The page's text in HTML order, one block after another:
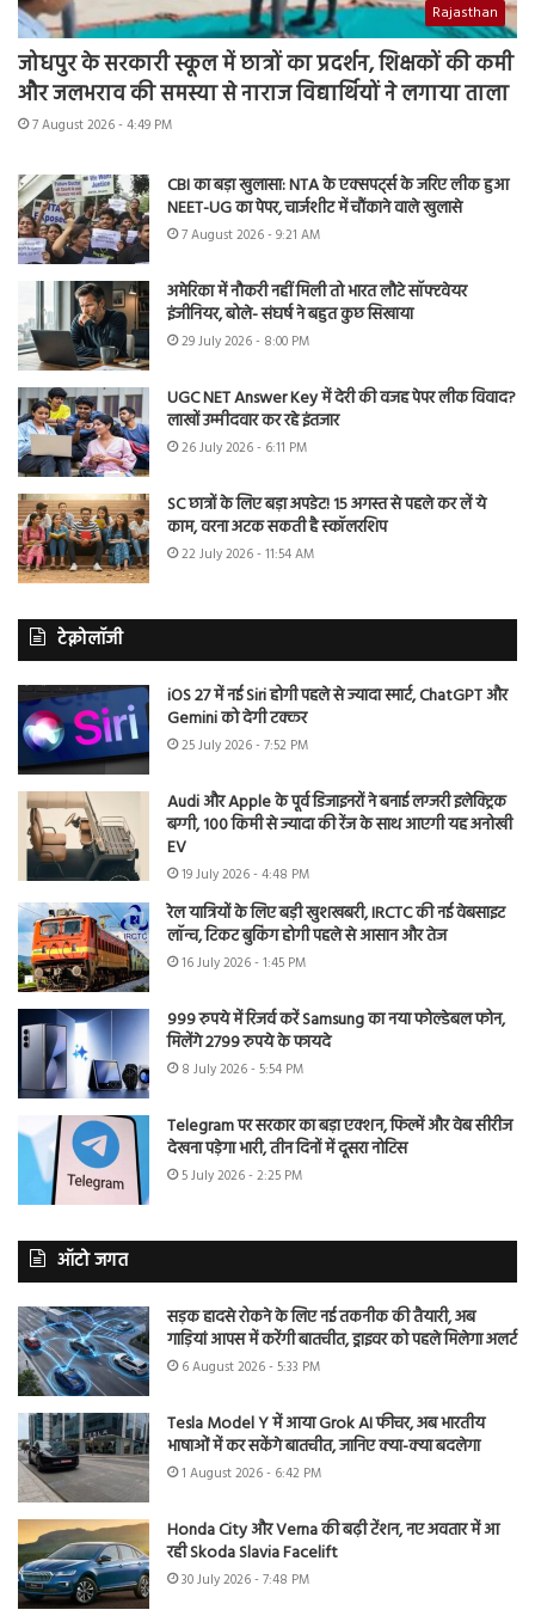
Rajasthan
जोधपुर के सरकारी स्कूल में छात्रों का प्रदर्शन, शिक्षकों की कमी
और जलभराव की समस्या से नाराज विद्यार्थियों ने लगाया ताला
7 August 2026 - 4:49 PM
CBI का बड़ा खुलासा: NTA के एक्सपर्ट्स के जरिए लीक हुआ
NEET-UG का पेपर, चार्जशीट में चौंकाने वाले खुलासे
7 August 2026 - 9:21 AM
अमेरिका में नौकरी नहीं मिली तो भारत लौटे सॉफ्टवेयर
इंजीनियर, बोले- संघर्ष ने बहुत कुछ सिखाया
29 July 2026 - 8:00 PM
UGC NET Answer Key में देरी की वजह पेपर लीक विवाद?
लाखों उम्मीदवार कर रहे इंतजार
26 July 2026 - 6:11 PM
SC छात्रों के लिए बड़ा अपडेट! 15 अगस्त से पहले कर लें ये
काम, वरना अटक सकती है स्कॉलरशिप
22 July 2026 - 11:54 AM
टेक्नोलॉजी
iOS 27 में नई Siri होगी पहले से ज्यादा स्मार्ट, ChatGPT और
Gemini को देगी टक्कर
25 July 2026 - 7:52 PM
Audi और Apple के पूर्व डिजाइनरों ने बनाई लग्जरी इलेक्ट्रिक
बग्गी, 100 किमी से ज्यादा की रेंज के साथ आएगी यह अनोखी
EV
19 July 2026 - 4:48 PM
रेल यात्रियों के लिए बड़ी खुशखबरी, IRCTC की नई वेबसाइट
लॉन्च, टिकट बुकिंग होगी पहले से आसान और तेज
16 July 2026 - 1:45 PM
999 रुपये में रिजर्व करें Samsung का नया फोल्डेबल फोन,
मिलेंगे 2799 रुपये के फायदे
8 July 2026 - 5:54 PM
Telegram पर सरकार का बड़ा एक्शन, फिल्में और वेब सीरीज
देखना पड़ेगा भारी, तीन दिनों में दूसरा नोटिस
5 July 2026 - 2:25 PM
ऑटो जगत
सड़क हादसे रोकने के लिए नई तकनीक की तैयारी, अब
गाड़ियां आपस में करेंगी बातचीत, ड्राइवर को पहले मिलेगा अलर्ट
6 August 2026 - 5:33 PM
Tesla Model Y में आया Grok AI फीचर, अब भारतीय
भाषाओं में कर सकेंगे बातचीत, जानिए क्या-क्या बदलेगा
1 August 2026 - 6:42 PM
Honda City और Verna की बढ़ी टेंशन, नए अवतार में आ
रही Skoda Slavia Facelift
30 July 2026 - 7:48 PM